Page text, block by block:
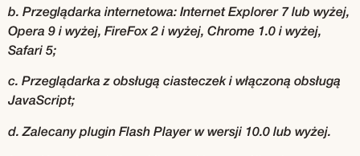
b. Przeglądarka internetowa: Internet Explorer 7 lub wyżej,
Opera 9 i wyżej, FireFox 2 i wyżej, Chrome 1.0 i wyżej,
Safari 5;
c. Przeglądarka z obsługą ciasteczek i włączoną obsługą
JavaScript;
d. Zalecany plugin Flash Player w wersji 10.0 lub wyżej.